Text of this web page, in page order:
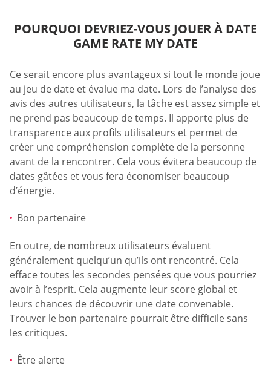
POURQUOI DEVRIEZ-VOUS JOUER À DATE
GAME RATE MY DATE
Ce serait encore plus avantageux si tout le monde joue
au jeu de date et évalue ma date. Lors de l’analyse des
avis des autres utilisateurs, la tâche est assez simple et
ne prend pas beaucoup de temps. Il apporte plus de
transparence aux profils utilisateurs et permet de
créer une compréhension complète de la personne
avant de la rencontrer. Cela vous évitera beaucoup de
dates gâtées et vous fera économiser beaucoup
d’énergie.
Bon partenaire
En outre, de nombreux utilisateurs évaluent
généralement quelqu’un qu’ils ont rencontré. Cela
efface toutes les secondes pensées que vous pourriez
avoir à l’esprit. Cela augmente leur score global et
leurs chances de découvrir une date convenable.
Trouver le bon partenaire pourrait être difficile sans
les critiques.
Être alerte